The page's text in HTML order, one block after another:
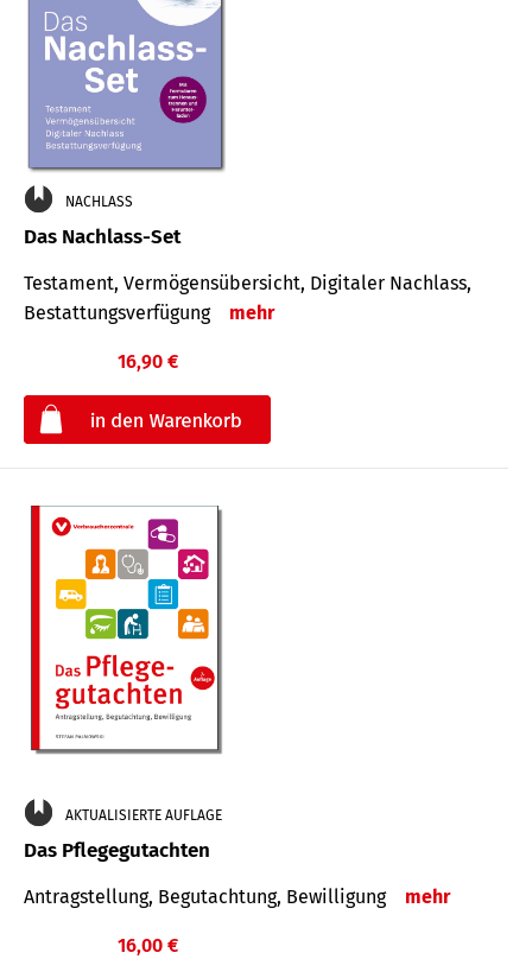
NACHLASS
Das Nachlass-Set
Testament, Vermögens­übersicht, Digitaler Nach­lass,
Bestat­tungs­ver­fügung
mehr
16,90 €
AKTUALISIERTE AUFLAGE
Das Pflegegutachten
Antragstellung, Begutachtung, Bewilligung mehr
16,00 €